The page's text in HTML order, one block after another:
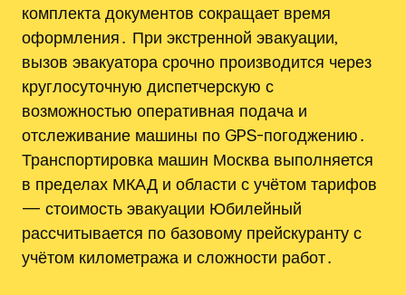
комплекта документов сокращает время
оформления․ При экстренной эвакуации,
вызов эвакуатора срочно производится через
круглосуточную диспетчерскую с
возможностью оперативная подача и
отслеживание машины по GPS-погоджению․
Транспортировка машин Москва выполняется
в пределах МКАД и области с учётом тарифов
— стоимость эвакуации Юбилейный
рассчитывается по базовому прейскуранту с
учётом километража и сложности работ․